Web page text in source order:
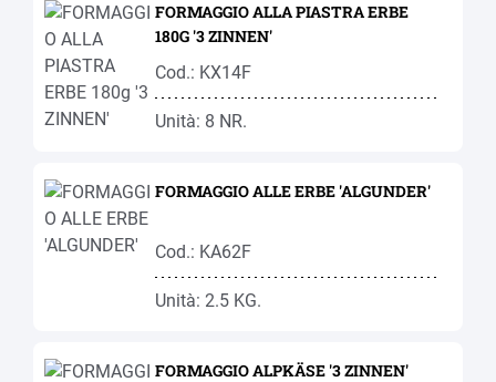
FORMAGGIO ALLA PIASTRA ERBE
180G '3 ZINNEN'
Cod.: KX14F
Unità: 8 NR.
FORMAGGIO ALLE ERBE 'ALGUNDER'
Cod.: KA62F
Unità: 2.5 KG.
FORMAGGIO ALPKÄSE '3 ZINNEN'